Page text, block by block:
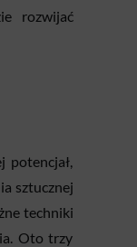
rozwijać
potencjał,
sztucznej
techniki
Oto trzy